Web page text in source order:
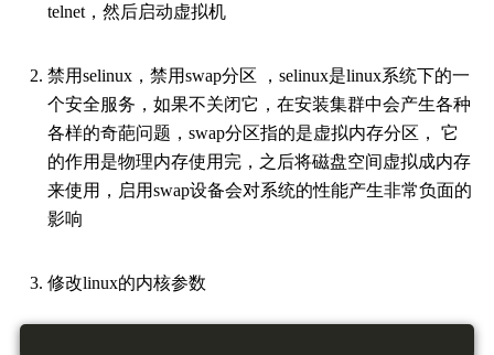
telnet，然后启动虚拟机
禁用selinux，禁用swap分区 ，selinux是linux系统下的一
个安全服务，如果不关闭它，在安装集群中会产生各种
各样的奇葩问题，swap分区指的是虚拟内存分区， 它
的作用是物理内存使用完，之后将磁盘空间虚拟成内存
来使用，启用swap设备会对系统的性能产生非常负面的
影响
修改linux的内核参数